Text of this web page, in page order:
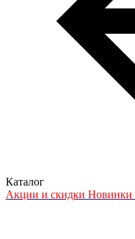
Каталог
Акции и скидки Новинки